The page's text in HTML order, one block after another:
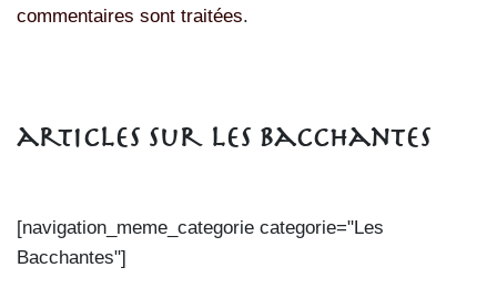
commentaires sont traitées.
articles sur les Bacchantes
[navigation_meme_categorie categorie="Les
Bacchantes"]